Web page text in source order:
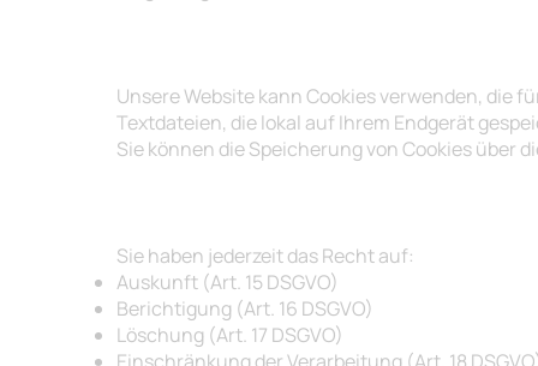
Unsere Website kann Cookies verwenden, die
Textdateien, die lokal auf Ihrem Endgerät
Sie können die Speicherung von Cookies über
Sie haben jederzeit das Recht auf:
Auskunft (Art. 15 DSGVO)
Berichtigung (Art. 16 DSGVO)
Löschung (Art. 17 DSGVO)